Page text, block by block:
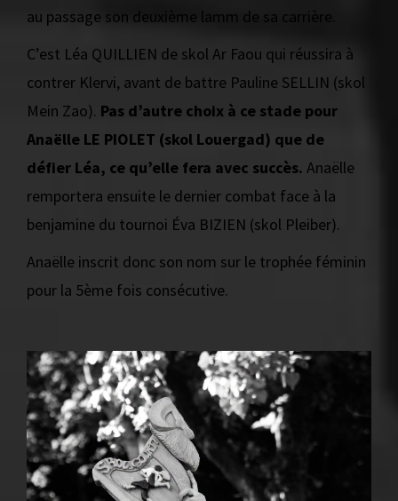
au passage son deuxième lamm de sa carrière.
C’est Léa QUILLIEN de skol Ar Faou qui réussira à
contrer Klervi, avant de battre Pauline SELLIN (skol
Mein Zao). Pas d’autre choix à ce stade pour
Anaëlle LE PIOLET (skol Louergad) que de
défier Léa, ce qu’elle fera avec succès. Anaëlle
remportera ensuite le dernier combat face à la
benjamine du tournoi Éva BIZIEN (skol Pleiber).
Anaëlle inscrit donc son nom sur le trophée féminin
pour la 5ème fois consécutive.